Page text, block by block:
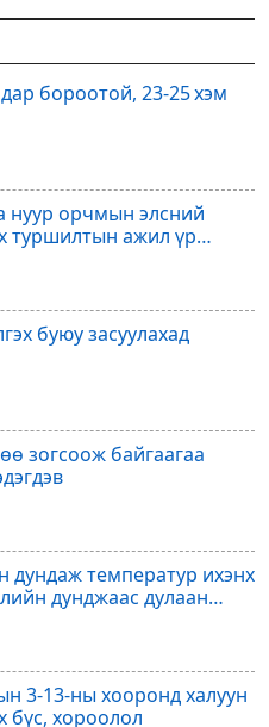
Хиердэнийг хүлээн авч уулзан,
ажиллагааны өнөөгийн байдал
болон цаашдын
бороотой, 23-25 хэм
нуур орчмын элсний
туршилтын ажил үр
буюу засуулахад
зогсоож байгаагаа
дундаж температур ихэнх
дунджаас дулаан
3-13-ны хооронд халуун
бүс, хороолол